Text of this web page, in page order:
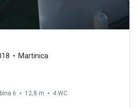
Martinica
6 12,8 m 4 WC